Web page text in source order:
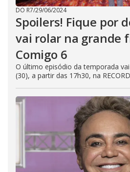
DO R7/29/06/2024
Spoilers! Fique por
vai rolar na grande
Comigo 6
O último episódio da temporada
(30), a partir das 17h30, na RECORD